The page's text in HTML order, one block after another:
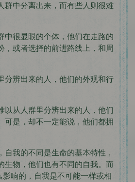
群中分离出来，而有些人则很难
中很显眼的个体，他们在走路的
，或者选择的前进路线上，和周
分辨出来的人，他们的外观和行
以从人群里分辨出来的人，他们
可是，却不一定能说，他们都拥
自我的不同是生命的基本特性，
生物，他们也有不同的自我。而
影响的，自我是不可能一样或相